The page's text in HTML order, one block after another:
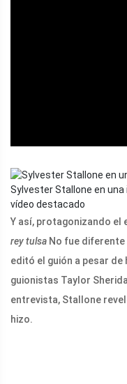
Sylvester Stallone en una
vídeo destacado
Y así, protagonizando el
rey tulsa No fue
editó el guión a pesar
guionistas Taylor
entrevista, Stallone
hizo.